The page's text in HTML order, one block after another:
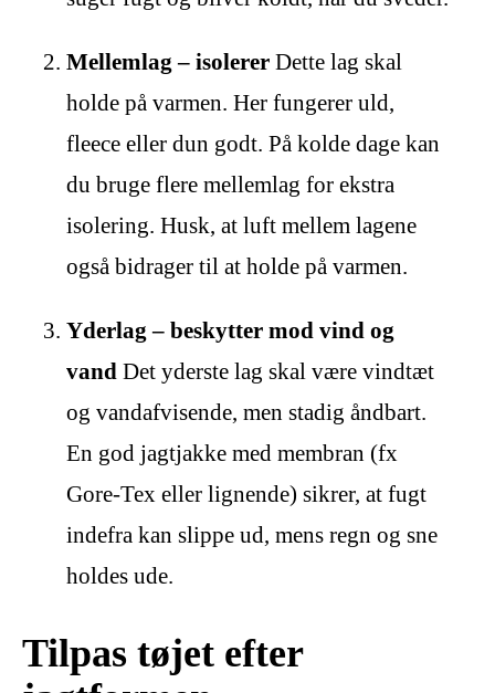
Mellemlag – isolerer Dette lag skal
holde på varmen. Her fungerer uld,
fleece eller dun godt. På kolde dage kan
du bruge flere mellemlag for ekstra
isolering. Husk, at luft mellem lagene
også bidrager til at holde på varmen.
Yderlag – beskytter mod vind og
vand Det yderste lag skal være vindtæt
og vandafvisende, men stadig åndbart.
En god jagtjakke med membran (fx
Gore-Tex eller lignende) sikrer, at fugt
indefra kan slippe ud, mens regn og sne
holdes ude.
Tilpas tøjet efter